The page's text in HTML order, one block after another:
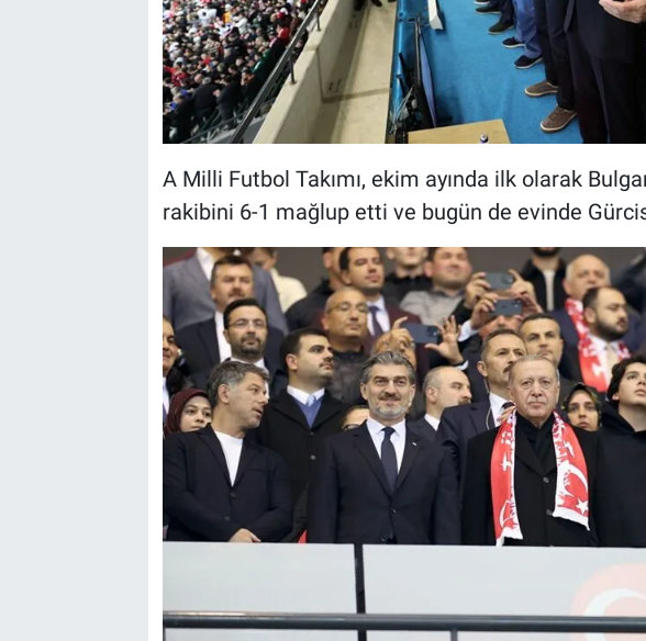
A Milli Futbol Takımı, ekim ayında ilk olarak
rakibini 6-1 mağlup etti ve bugün de evinde